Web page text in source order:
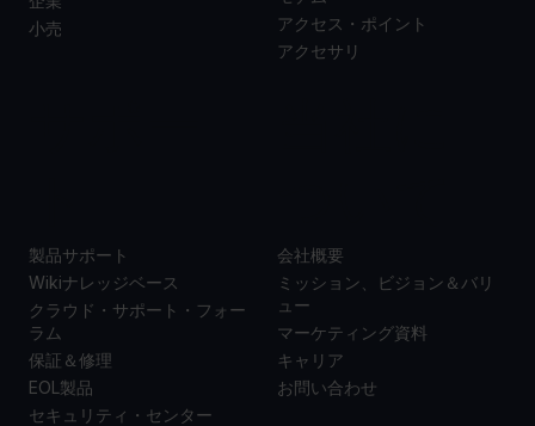
小売
アクセス・ポイント
アクセサリ
製品サポート
Wikiナレッジベース
クラウド・サポート・フォー
ラム
保証＆修理
EOL製品
セキュリティ・センター
会社概要
ミッション、ビジョン＆バリ
ュー
マーケティング資料
キャリア
お問い合わせ